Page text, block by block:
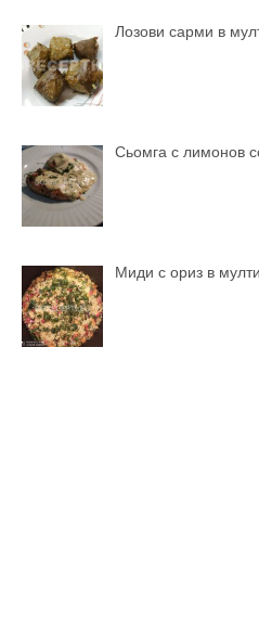
Лозови сарми в
Сьомга с лимонов
Миди с ориз в